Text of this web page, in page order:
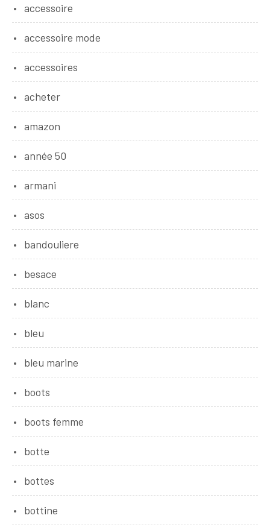
accessoire
accessoire mode
accessoires
acheter
amazon
année 50
armani
asos
bandouliere
besace
blanc
bleu
bleu marine
boots
boots femme
botte
bottes
bottine